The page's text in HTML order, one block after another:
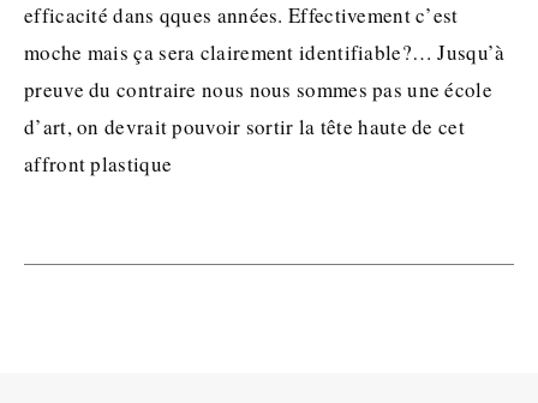
efficacité dans qques années. Effectivement c’est
moche mais ça sera clairement identifiable?… Jusqu’à
preuve du contraire nous nous sommes pas une école
d’art, on devrait pouvoir sortir la tête haute de cet
affront plastique